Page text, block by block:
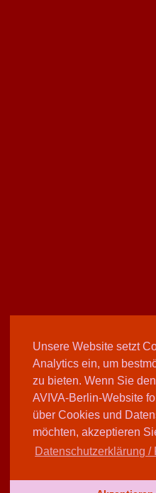
Unsere Website setzt
Analytics ein, um
zu bieten. Wenn Sie
AVIVA-Berlin-Website
über Cookies und
möchten, akzeptieren
Datenschutzerklärung /